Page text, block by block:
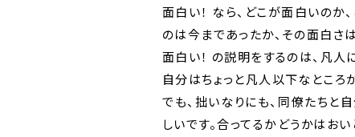
面白い！ なら、どこが面白いのか
のは今まであったか、その面白さ
面白い！ の説明をするのは、凡人
自分はちょっと凡人以下なところ
でも、拙いなりにも、同僚たちと
しいです。合ってるかどうかはお